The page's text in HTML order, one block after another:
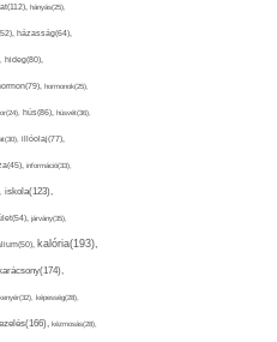
hányás(25),
házasság(64),
hideg(80),
hormonok(25),
hús(86), húsvét(36),
illóolaj(77),
információ(33),
iskola(123),
járvány(35),
kalória(193),
karácsony(174),
kenyér(32), képesség(28),
kézmosás(28),